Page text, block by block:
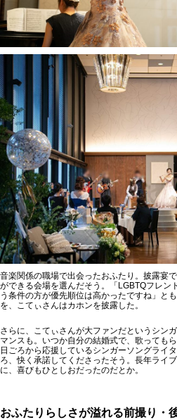
音楽関係の職場で出会ったおふたり。披露宴
ができる会場を選んだそう。「LGBTQフレン
う条件の方が優先順位は高かったですね」と
を、こてぃさんはカホンを披露した。
さらに、こてぃさんが大ファンだというシン
マンスも。いつか自分の結婚式で、歌っても
日ごろから応援しているシンガーソングライ
ろ、快く承諾してくださったそう。長年ライ
に、喜びもひとしおだったのだとか。
おふたりらしさが溢れる前撮り・